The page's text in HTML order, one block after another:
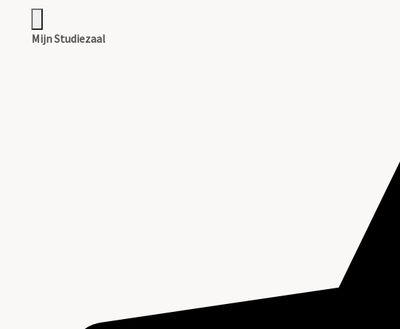
Mijn Studiezaal